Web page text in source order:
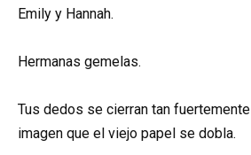
Emily y Hannah.
Hermanas gemelas.
Tus dedos se cierran tan
imagen que el viejo papel se dobla.